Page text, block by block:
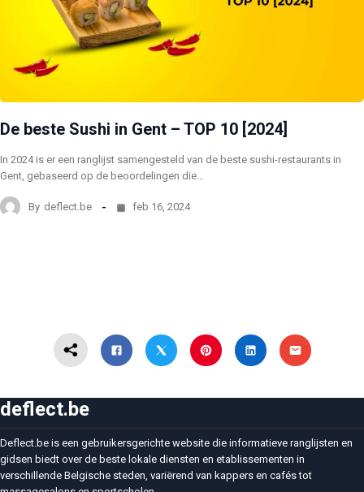
De beste Sushi in Gent – TOP 10 [2024]
In 2024 is er een ranglijst samengesteld van de beste sushi-restaurants in
Gent, gebaseerd op de beoordelingen die…
By deflect.be feb 16, 2024
deflect.be
Deflect.be is een gebruikersgerichte website die informatieve ranglijsten en
gidsen biedt over de beste lokale diensten en etablissementen in
verschillende Belgische steden, variërend van kappers en cafés tot